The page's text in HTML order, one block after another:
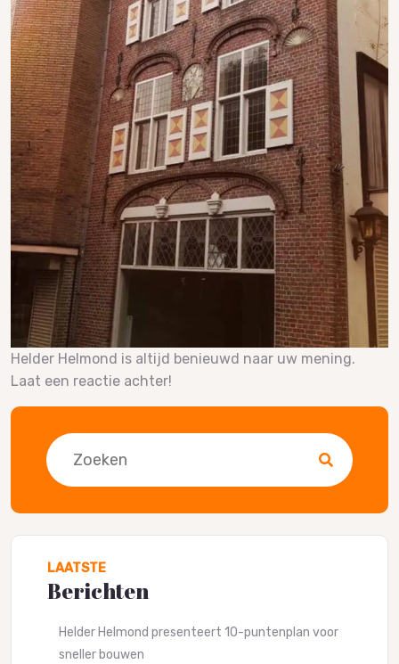
Helder Helmond is altijd benieuwd naar uw mening.
Laat een reactie achter!
Zoeken
LAATSTE
Berichten
Helder Helmond presenteert 10-puntenplan voor
sneller bouwen